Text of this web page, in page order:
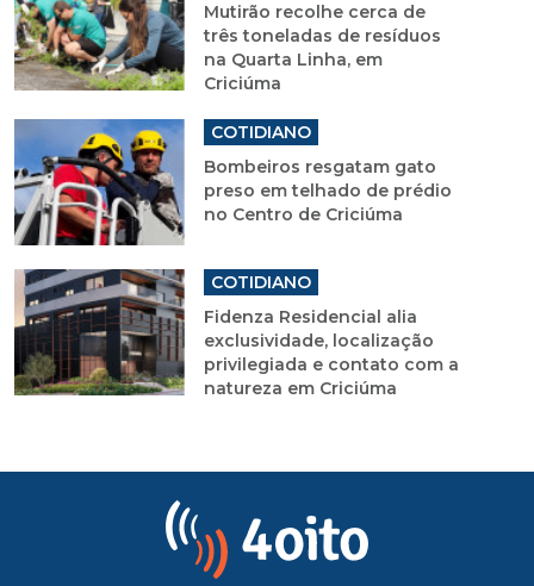
Mutirão recolhe cerca de
três toneladas de resíduos
na Quarta Linha, em
Criciúma
COTIDIANO
Bombeiros resgatam gato
preso em telhado de prédio
no Centro de Criciúma
COTIDIANO
Fidenza Residencial alia
exclusividade, localização
privilegiada e contato com a
natureza em Criciúma